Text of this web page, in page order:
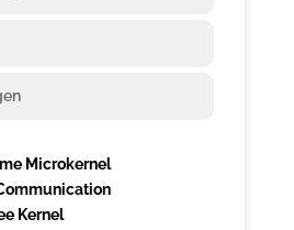
Microkernel
Kernel